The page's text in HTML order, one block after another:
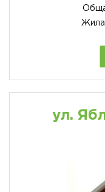
ул.